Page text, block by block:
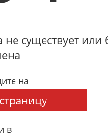
существует или
на
в